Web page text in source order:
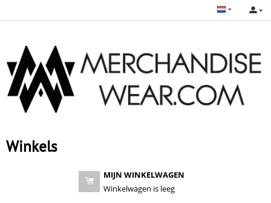
Winkels
MIJN WINKELWAGEN
Winkelwagen is leeg